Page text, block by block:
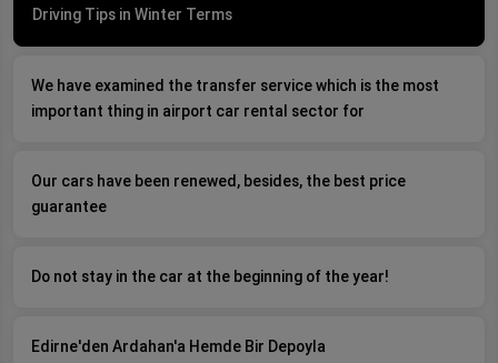
Driving Tips in Winter Terms
We have examined the transfer service which is the most
important thing in airport car rental sector for
Our cars have been renewed, besides, the best price
guarantee
Do not stay in the car at the beginning of the year!
Edirne'den Ardahan'a Hemde Bir Depoyla